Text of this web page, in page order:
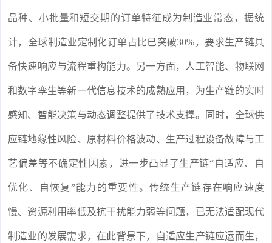
品种、小批量和短交期的订单特征成为制造业常态，据统
计，全球制造业定制化订单占比已突破30%，要求生产链具
备快速响应与流程重构能力。另一方面，人工智能、物联网
和数字孪生等新一代信息技术的成熟应用，为生产链的实时
感知、智能决策与动态调整提供了技术支撑。同时，全球供
应链地缘性风险、原材料价格波动、生产过程设备故障与工
艺偏差等不确定性因素，进一步凸显了生产链“自适应、自
优化、自恢复”能力的重要性。传统生产链存在响应速度
慢、资源利用率低及抗干扰能力弱等问题，已无法适配现代
制造业的发展需求，在此背景下，自适应生产链应运而生，